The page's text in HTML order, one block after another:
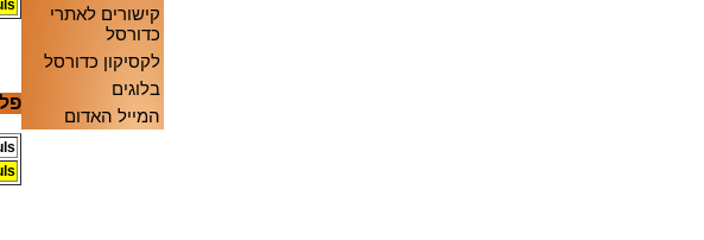
קישורים לאתרי
כדורסל
לקסיקון כדורסל
בלוגים
המייל האדום